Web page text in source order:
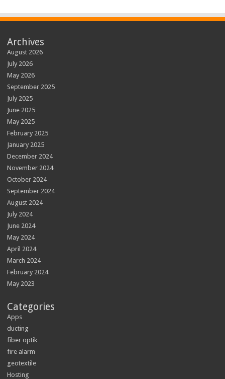
Archives
August 2026
July 2026
May 2026
September 2025
July 2025
June 2025
May 2025
February 2025
January 2025
December 2024
November 2024
October 2024
September 2024
August 2024
July 2024
June 2024
May 2024
April 2024
March 2024
February 2024
May 2023
Categories
Apps
ducting
fiber optik
fire alarm
geotextile
Hosting